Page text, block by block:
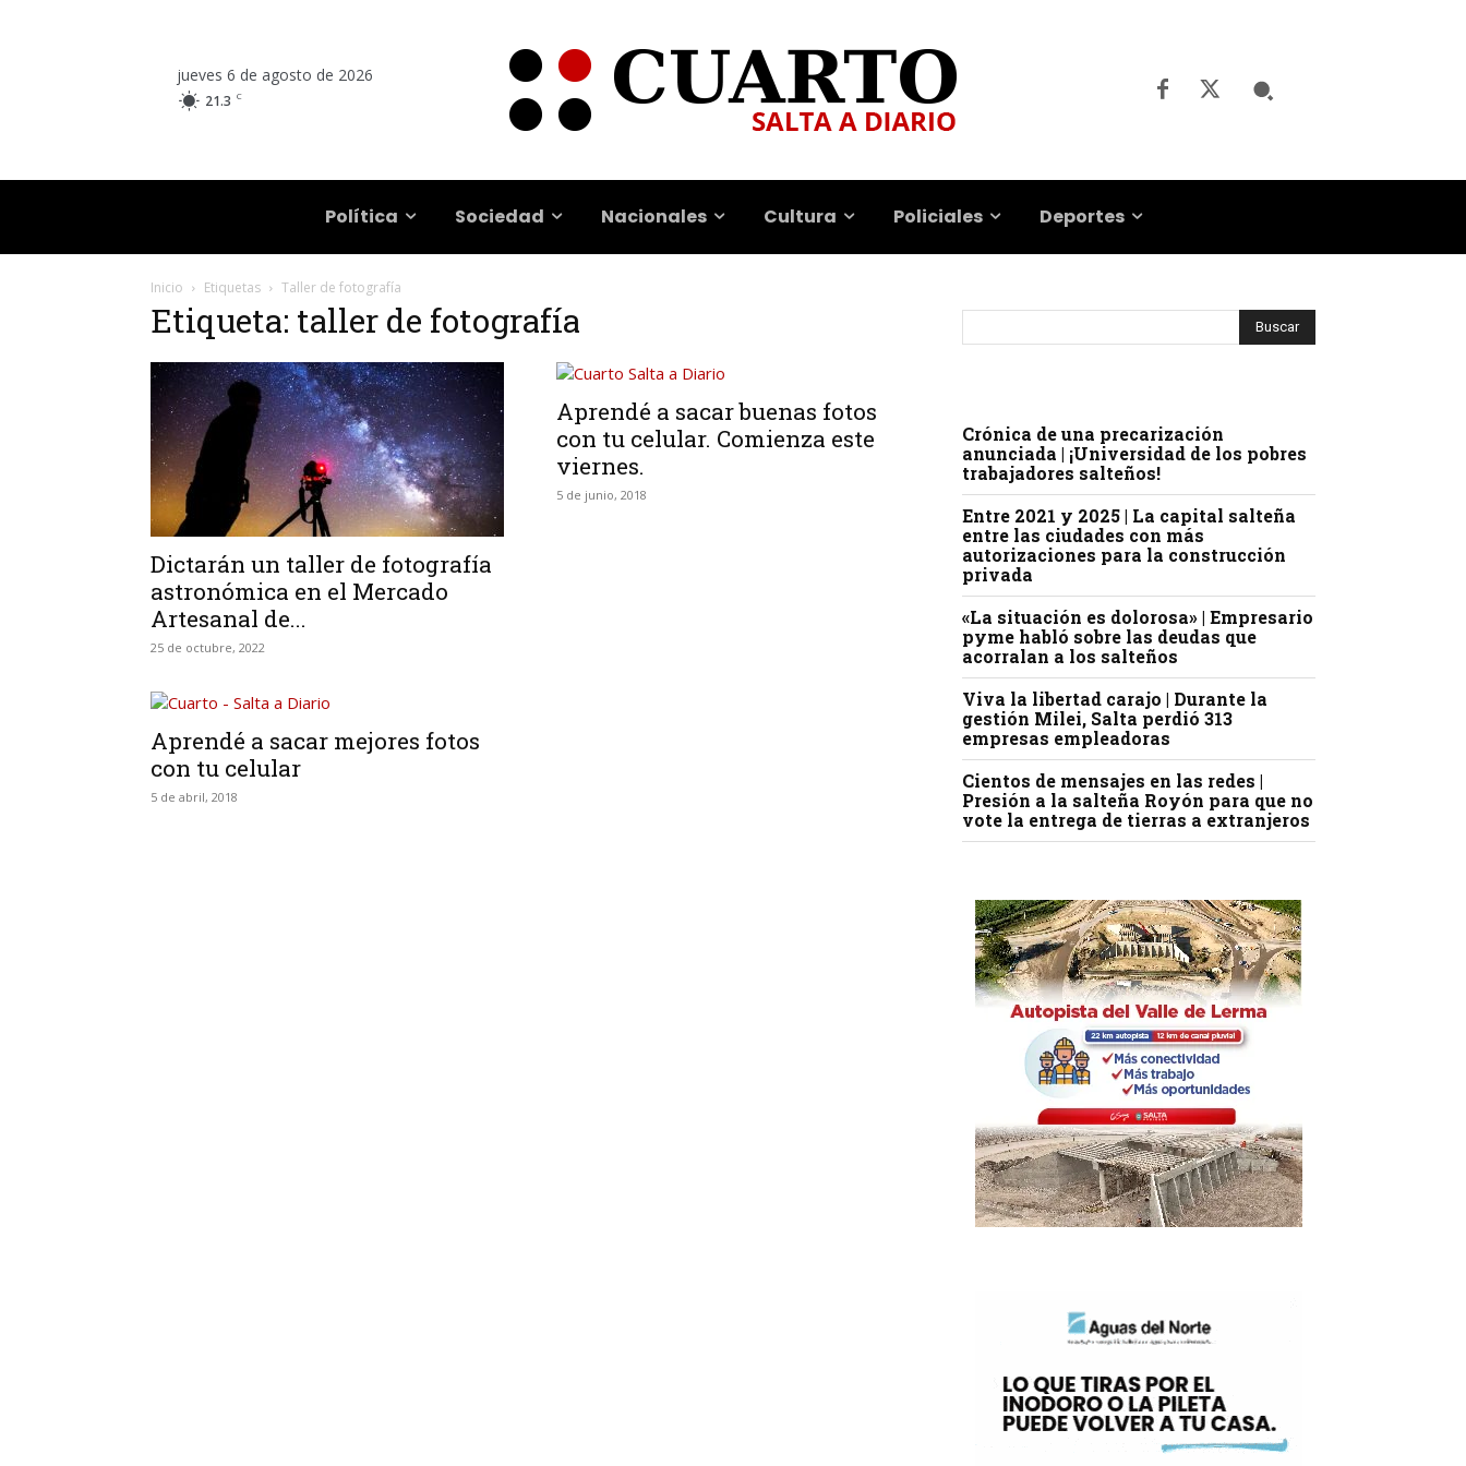
jueves 6 de agosto de 2026
21.3 C
Política Sociedad Nacionales Cultura Policiales Deportes
Inicio Etiquetas Taller de fotografía
Etiqueta: taller de fotografía
Dictarán un taller de fotografía
astronómica en el Mercado
Artesanal de...
25 de octubre, 2022
Aprendé a sacar buenas fotos
con tu celular. Comienza este
viernes.
5 de junio, 2018
Aprendé a sacar mejores fotos
con tu celular
5 de abril, 2018
Crónica de una precarización
anunciada | ¡Universidad de los pobres
trabajadores salteños!
Entre 2021 y 2025 | La capital salteña
entre las ciudades con más
autorizaciones para la construcción
privada
«La situación es dolorosa» | Empresario
pyme habló sobre las deudas que
acorralan a los salteños
Viva la libertad carajo | Durante la
gestión Milei, Salta perdió 313
empresas empleadoras
Cientos de mensajes en las redes |
Presión a la salteña Royón para que no
vote la entrega de tierras a extranjeros